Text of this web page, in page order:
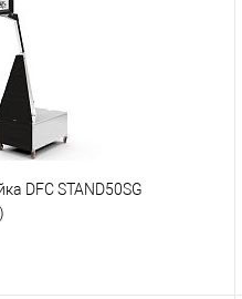
DFC STAND50SG